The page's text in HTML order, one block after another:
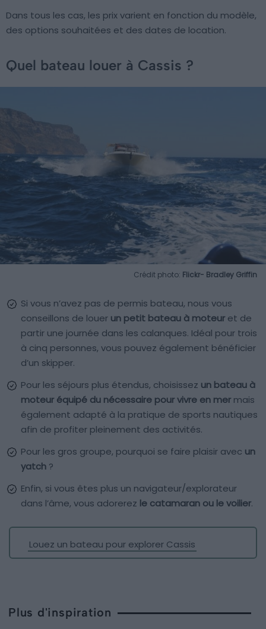
Dans tous les cas, les prix varient en fonction du modèle,
des options souhaitées et des dates de location.
Quel bateau louer à Cassis ?
Crédit photo: Flickr- Bradley Griffin
Si vous n’avez pas de permis bateau, nous vous
conseillons de louer un petit bateau à moteur et de
partir une journée dans les calanques. Idéal pour trois
à cinq personnes, vous pouvez également bénéficier
d’un skipper.
Pour les séjours plus étendus, choisissez un bateau à
moteur équipé du nécessaire pour vivre en mer mais
également adapté à la pratique de sports nautiques
afin de profiter pleinement des activités.
Pour les gros groupe, pourquoi se faire plaisir avec un
yatch ?
Enfin, si vous êtes plus un navigateur/explorateur
dans l’âme, vous adorerez le catamaran ou le voilier.
Louez un bateau pour explorer Cassis
Plus d'inspiration